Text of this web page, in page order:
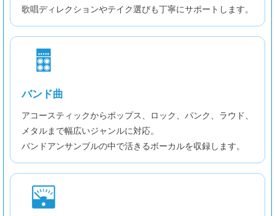
歌唱ディレクションやテイク選びも丁寧にサポートします。
バンド曲
アコースティックからポップス、ロック、パンク、ラウド、
メタルまで幅広いジャンルに対応。
バンドアンサンブルの中で活きるボーカルを収録します。